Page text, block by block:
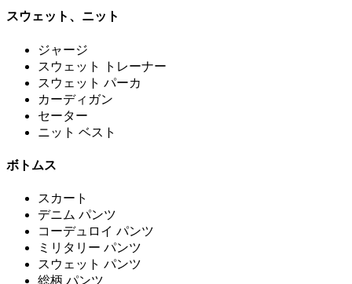
スウェット、ニット
ジャージ
スウェット トレーナー
スウェット パーカ
カーディガン
セーター
ニット ベスト
ボトムス
スカート
デニム パンツ
コーデュロイ パンツ
ミリタリー パンツ
スウェット パンツ
総柄 パンツ